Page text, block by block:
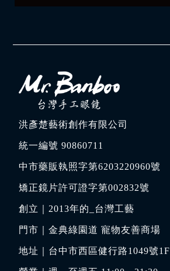
洪彥楚藝術創作有限公司
統一編號 90860711
中市藥販執照字第6203220960號
矯正鏡片許可證字第002832號
創立｜2013年的_台灣工藝
門市｜金典綠園道 寵物友善商場
地址｜ 台中市西區健行路1049號1F